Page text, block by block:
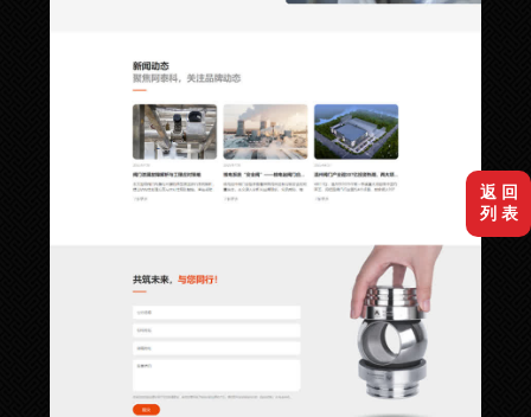
返 回
列 表